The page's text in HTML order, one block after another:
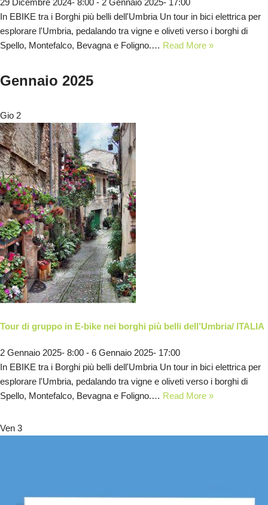
In EBIKE tra i Borghi più belli dell'Umbria Un tour in bici elettrica per
esplorare l'Umbria, pedalando tra vigne e oliveti verso i borghi di
Spello, Montefalco, Bevagna e Foligno.… Read More »
Gennaio 2025
Gio 2
Tour di gruppo in E-bike nei borghi più belli dell’Umbria/ ITALIA
2 Gennaio 2025- 8:00 - 6 Gennaio 2025- 17:00
In EBIKE tra i Borghi più belli dell'Umbria Un tour in bici elettrica per
esplorare l'Umbria, pedalando tra vigne e oliveti verso i borghi di
Spello, Montefalco, Bevagna e Foligno.… Read More »
Ven 3